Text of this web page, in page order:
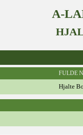
A-
FULDE
Hjalte